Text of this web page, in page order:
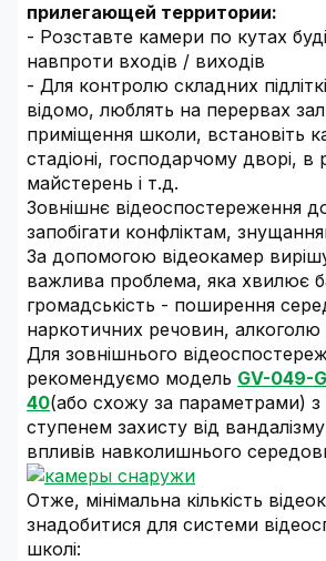
прилегающей территории:
- Розставте камери по кутах
навпроти входів / виходів
- Для контролю складних
відомо, люблять на перервах
приміщення школи, встановіть
стадіоні, господарчому дворі, в
майстерень і т.д.
Зовнішнє відеоспостереження
запобігати конфліктам,
За допомогою відеокамер
важлива проблема, яка хвилює
громадськість - поширення
наркотичних речовин, алкоголю
Для зовнішнього
рекомендуємо модель GV-049-
40(або схожу за параметрами)
ступенем захисту від
впливів навколишнього
Отже, мінімальна кількість
знадобитися для системи
школі: